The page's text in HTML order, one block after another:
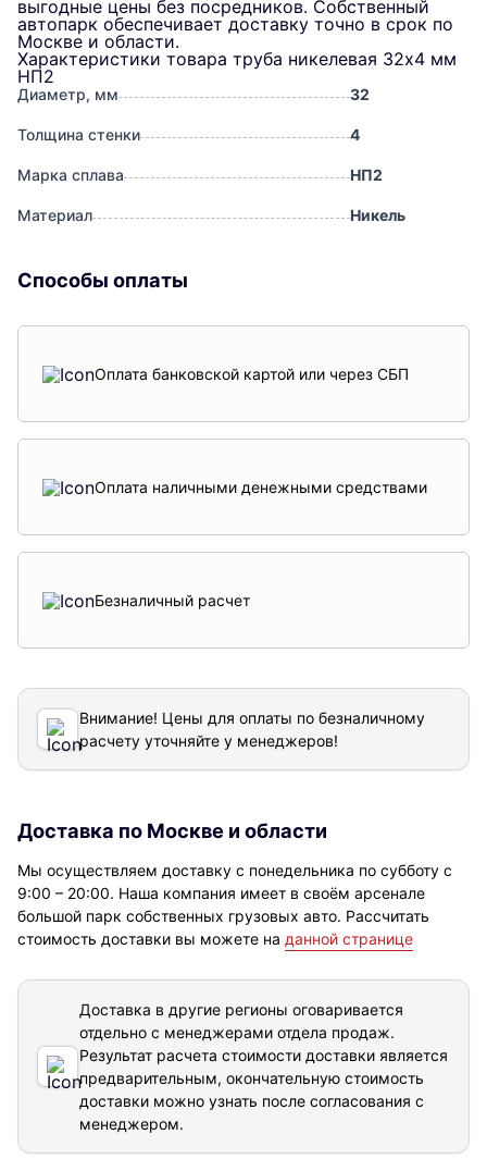
выгодные цены без посредников. Собственный
автопарк обеспечивает доставку точно в срок по
Москве и области.
Характеристики товара труба никелевая 32х4 мм
НП2
Диаметр, мм 32
Толщина стенки 4
Марка сплава НП2
Материал Никель
Способы оплаты
Оплата банковской картой или через СБП
Оплата наличными денежными средствами
Безналичный расчет
Внимание! Цены для оплаты по безналичному
расчету уточняйте у менеджеров!
Доставка по Москве и области
Мы осуществляем доставку с понедельника по субботу с
9:00 – 20:00. Наша компания имеет в своём арсенале
большой парк собственных грузовых авто. Рассчитать
стоимость доставки вы можете на данной странице
Доставка в другие регионы оговаривается
отдельно с менеджерами отдела продаж.
Результат расчета стоимости доставки является
предварительным, окончательную стоимость
доставки можно узнать после согласования с
менеджером.